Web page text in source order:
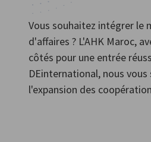
Vous souhaitez intégrer le
d'affaires ? L'AHK Maroc,
côtés pour une entrée
DEinternational, nous
l'expansion des